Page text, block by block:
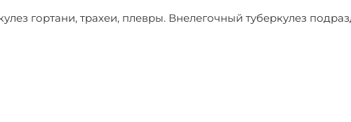
гортани, трахеи, плевры. Внелегочный туберкулез